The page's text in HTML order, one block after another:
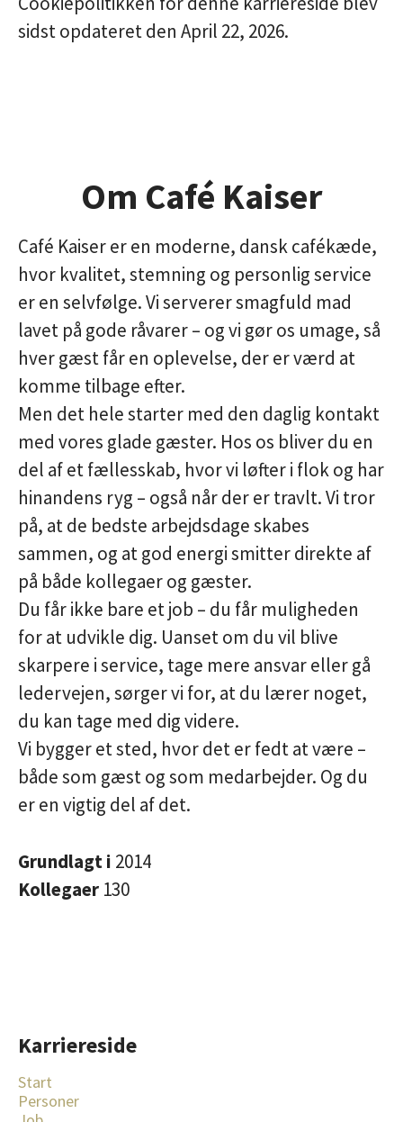
sidst opdateret den April 22, 2026.
Om Café Kaiser
Café Kaiser er en moderne, dansk cafékæde,
hvor kvalitet, stemning og personlig service
er en selvfølge. Vi serverer smagfuld mad
lavet på gode råvarer – og vi gør os umage, så
hver gæst får en oplevelse, der er værd at
komme tilbage efter.
Men det hele starter med den daglig kontakt
med vores glade gæster. Hos os bliver du en
del af et fællesskab, hvor vi løfter i flok og har
hinandens ryg – også når der er travlt. Vi tror
på, at de bedste arbejdsdage skabes
sammen, og at god energi smitter direkte af
på både kollegaer og gæster.
Du får ikke bare et job – du får muligheden
for at udvikle dig. Uanset om du vil blive
skarpere i service, tage mere ansvar eller gå
ledervejen, sørger vi for, at du lærer noget,
du kan tage med dig videre.
Vi bygger et sted, hvor det er fedt at være –
både som gæst og som medarbejder. Og du
er en vigtig del af det.
Grundlagt i 2014
Kollegaer 130
Karriereside
Start
Personer